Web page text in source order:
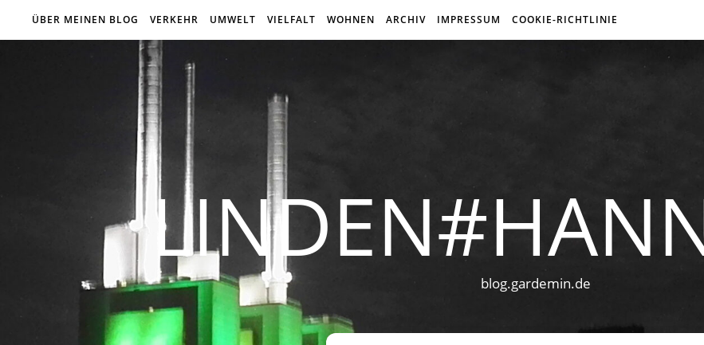
ÜBER MEINEN BLOG VERKEHR UMWELT VIELFALT WOHNEN ARCHIV IMPRESSUM COOKIE-RICHTLINIE
blog.gardemin.de